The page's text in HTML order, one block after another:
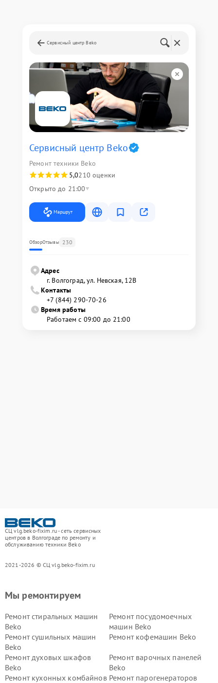
Сервисный центр Beko
Сервисный центр Beko
Ремонт техники Beko
5,0210 оценки
Открыто до 21:00
Маршрут
ОбзорОтзывы 230
Адрес
г. Волгоград, ул. Невская, 12В
Контакты
+7 (844) 290-70-26
Время работы
Работаем с 09:00 до 21:00
СЦ vlg.beko-fixim.ru - сеть сервисных
центров в Волгограде по ремонту и
обслуживанию техники Beko
2021-2026 © СЦ vlg.beko-fixim.ru
Мы ремонтируем
Ремонт стиральных машин
Beko
Ремонт посудомоечных
машин Beko
Ремонт сушильных машин
Beko
Ремонт кофемашин Beko
Ремонт духовых шкафов
Beko
Ремонт варочных панелей
Beko
Ремонт кухонных комбайнов Ремонт парогенераторов